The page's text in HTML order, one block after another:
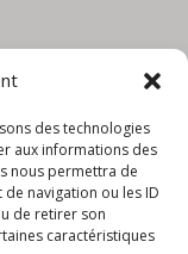
des technologies
aux informations des
nous permettra de
navigation ou les ID
de retirer son
caractéristiques
réalisé